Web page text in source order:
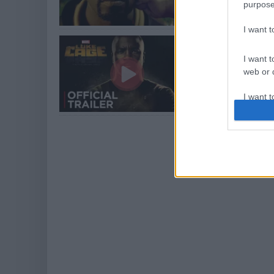
I want
I want
web or
I want
[Frissítve]
| 2016.08.09
Igencsak zúzós